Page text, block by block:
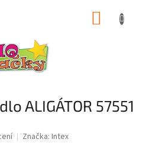
ALIGÁTOR 57551
Značka: Intex